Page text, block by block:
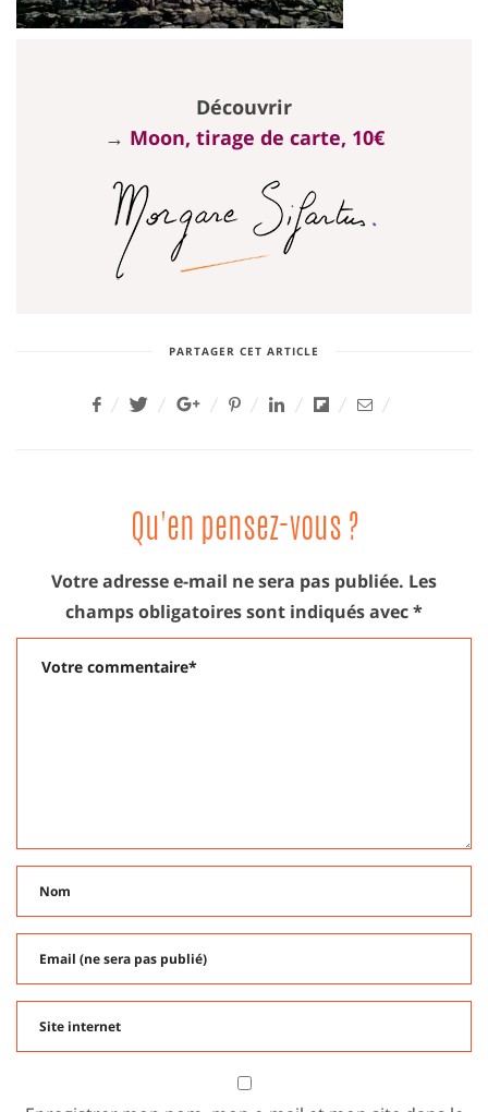
Découvrir
→ Moon, tirage de carte, 10€
PARTAGER CET ARTICLE
Qu'en pensez-vous ?
Votre adresse e-mail ne sera pas publiée. Les
champs obligatoires sont indiqués avec*